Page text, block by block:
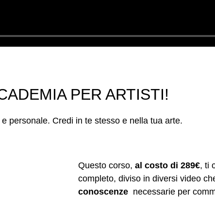
PER ARTISTI!
personale. Credi in te stesso e nella tua arte.
Questo corso, al costo di 289€, ti
completo, diviso in diversi video
conoscenze necessarie per